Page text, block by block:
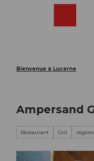
Bienvenue à Lucerne
Ampersand
Restaurant Gril